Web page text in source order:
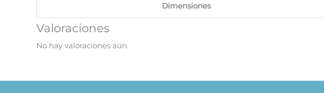
Dimensiones
Valoraciones
No hay valoraciones aún.